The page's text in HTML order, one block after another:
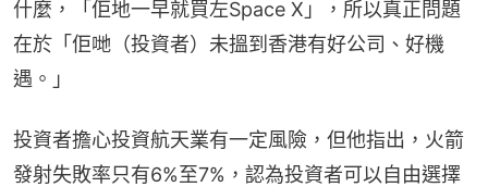
什麼，「佢地一早就買左Space X」，所以真正問題
在於「佢哋（投資者）未搵到香港有好公司、好機
遇。」
投資者擔心投資航天業有一定風險，但他指出，火箭
發射失敗率只有6%至7%，認為投資者可以自由選擇